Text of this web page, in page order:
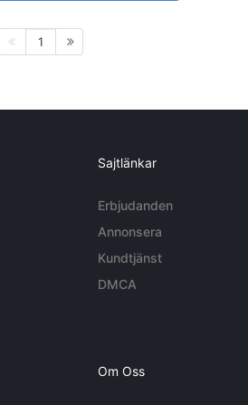
1
Sajtlänkar
Erbjudanden
Annonsera
Kundtjänst
DMCA
Om Oss